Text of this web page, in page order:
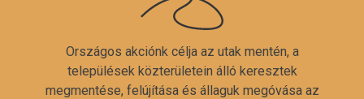
Országos akciónk célja az utak mentén, a
települések közterületein álló keresztek
megmentése, felújítása és állaguk megóvása az